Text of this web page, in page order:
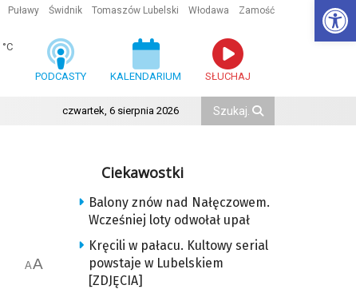
Puławy Świdnik Tomaszów Lubelski Włodawa Zamość
°C
PODCASTY KALENDARIUM SŁUCHAJ
czwartek, 6 sierpnia 2026
AA
Ciekawostki
Balony znów nad Nałęczowem.
Wcześniej loty odwołał upał
Kręcili w pałacu. Kultowy serial
powstaje w Lubelskiem
[ZDJĘCIA]